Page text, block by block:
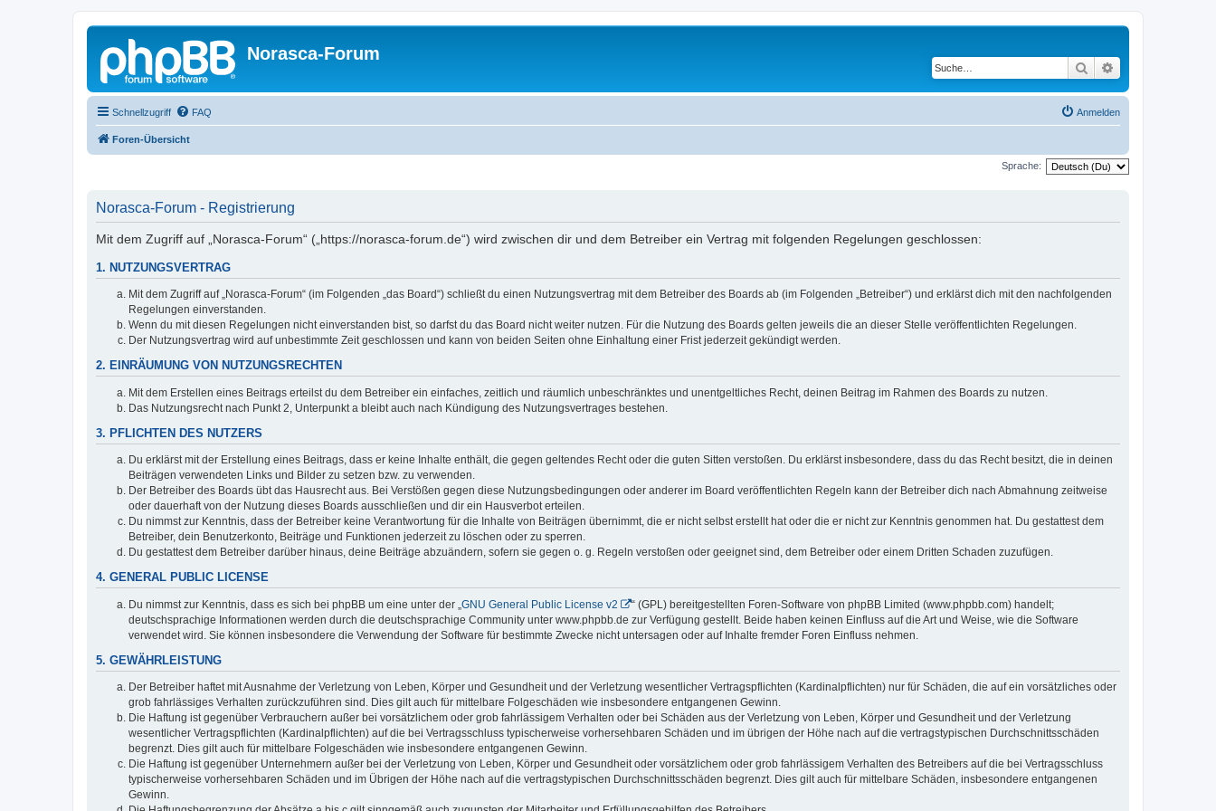
Norasca-Forum
Suche
Schnellzugriff FAQ Anmelden
Foren-Übersicht
Sprache:
Norasca-Forum - Registrierung
Mit dem Zugriff auf „Norasca-Forum“ („https://norasca-forum.de“) wird zwischen dir und dem Betreiber ein Vertrag mit folgenden Regelungen geschlossen:
1. NUTZUNGSVERTRAG
Mit dem Zugriff auf „Norasca-Forum“ (im Folgenden „das Board“) schließt du einen Nutzungsvertrag mit dem Betreiber des Boards ab (im Folgenden „Betreiber“) und erklärst dich mit den nachfolgenden
Regelungen einverstanden.
Wenn du mit diesen Regelungen nicht einverstanden bist, so darfst du das Board nicht weiter nutzen. Für die Nutzung des Boards gelten jeweils die an dieser Stelle veröffentlichten Regelungen.
Der Nutzungsvertrag wird auf unbestimmte Zeit geschlossen und kann von beiden Seiten ohne Einhaltung einer Frist jederzeit gekündigt werden.
2. EINRÄUMUNG VON NUTZUNGSRECHTEN
Mit dem Erstellen eines Beitrags erteilst du dem Betreiber ein einfaches, zeitlich und räumlich unbeschränktes und unentgeltliches Recht, deinen Beitrag im Rahmen des Boards zu nutzen.
Das Nutzungsrecht nach Punkt 2, Unterpunkt a bleibt auch nach Kündigung des Nutzungsvertrages bestehen.
3. PFLICHTEN DES NUTZERS
Du erklärst mit der Erstellung eines Beitrags, dass er keine Inhalte enthält, die gegen geltendes Recht oder die guten Sitten verstoßen. Du erklärst insbesondere, dass du das Recht besitzt, die in deinen
Beiträgen verwendeten Links und Bilder zu setzen bzw. zu verwenden.
Der Betreiber des Boards übt das Hausrecht aus. Bei Verstößen gegen diese Nutzungsbedingungen oder anderer im Board veröffentlichten Regeln kann der Betreiber dich nach Abmahnung zeitweise
oder dauerhaft von der Nutzung dieses Boards ausschließen und dir ein Hausverbot erteilen.
Du nimmst zur Kenntnis, dass der Betreiber keine Verantwortung für die Inhalte von Beiträgen übernimmt, die er nicht selbst erstellt hat oder die er nicht zur Kenntnis genommen hat. Du gestattest dem
Betreiber, dein Benutzerkonto, Beiträge und Funktionen jederzeit zu löschen oder zu sperren.
Du gestattest dem Betreiber darüber hinaus, deine Beiträge abzuändern, sofern sie gegen o. g. Regeln verstoßen oder geeignet sind, dem Betreiber oder einem Dritten Schaden zuzufügen.
4. GENERAL PUBLIC LICENSE
Du nimmst zur Kenntnis, dass es sich bei phpBB um eine unter der „ GNU General Public License v2
“ (GPL) bereitgestellten Foren-Software von phpBB Limited (www.phpbb.com) handelt;
deutschsprachige Informationen werden durch die deutschsprachige Community unter www.phpbb.de zur Verfügung gestellt. Beide haben keinen Einfluss auf die Art und Weise, wie die Software
verwendet wird. Sie können insbesondere die Verwendung der Software für bestimmte Zwecke nicht untersagen oder auf Inhalte fremder Foren Einfluss nehmen.
5. GEWÄHRLEISTUNG
Der Betreiber haftet mit Ausnahme der Verletzung von Leben, Körper und Gesundheit und der Verletzung wesentlicher Vertragspflichten (Kardinalpflichten) nur für Schäden, die auf ein vorsätzliches oder
grob fahrlässiges Verhalten zurückzuführen sind. Dies gilt auch für mittelbare Folgeschäden wie insbesondere entgangenen Gewinn.
Die Haftung ist gegenüber Verbrauchern außer bei vorsätzlichem oder grob fahrlässigem Verhalten oder bei Schäden aus der Verletzung von Leben, Körper und Gesundheit und der Verletzung
wesentlicher Vertragspflichten (Kardinalpflichten) auf die bei Vertragsschluss typischerweise vorhersehbaren Schäden und im übrigen der Höhe nach auf die vertragstypischen Durchschnittsschäden
begrenzt. Dies gilt auch für mittelbare Folgeschäden wie insbesondere entgangenen Gewinn.
Die Haftung ist gegenüber Unternehmern außer bei der Verletzung von Leben, Körper und Gesundheit oder vorsätzlichem oder grob fahrlässigem Verhalten des Betreibers auf die bei Vertragsschluss
typischerweise vorhersehbaren Schäden und im Übrigen der Höhe nach auf die vertragstypischen Durchschnittsschäden begrenzt. Dies gilt auch für mittelbare Schäden, insbesondere entgangenen
Gewinn.